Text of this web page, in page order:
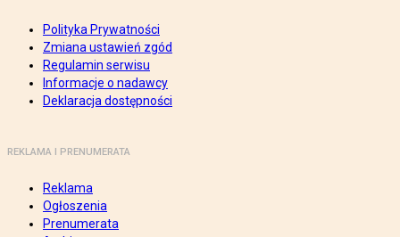
Polityka Prywatności
Zmiana ustawień zgód
Regulamin serwisu
Informacje o nadawcy
Deklaracja dostępności
REKLAMA I PRENUMERATA
Reklama
Ogłoszenia
Prenumerata